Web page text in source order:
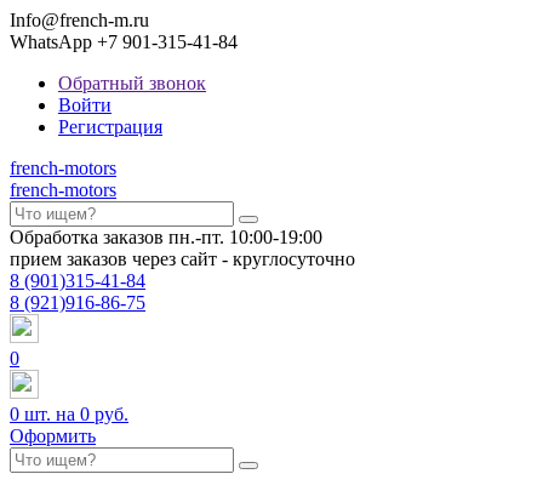
Info@french-m.ru
WhatsApp +7 901-315-41-84
Обратный звонок
Войти
Регистрация
french-motors
french-motors
Обработка заказов пн.-пт. 10:00-19:00
прием заказов через сайт - круглосуточно
8 (901)315-41-84
8 (921)916-86-75
0
0 шт. на 0 руб.
Оформить